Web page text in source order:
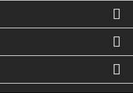


